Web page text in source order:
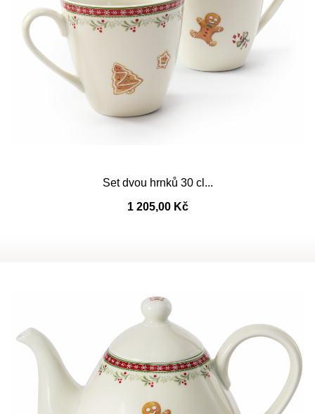
Set dvou hrnků 30 cl...
1 205,00 Kč